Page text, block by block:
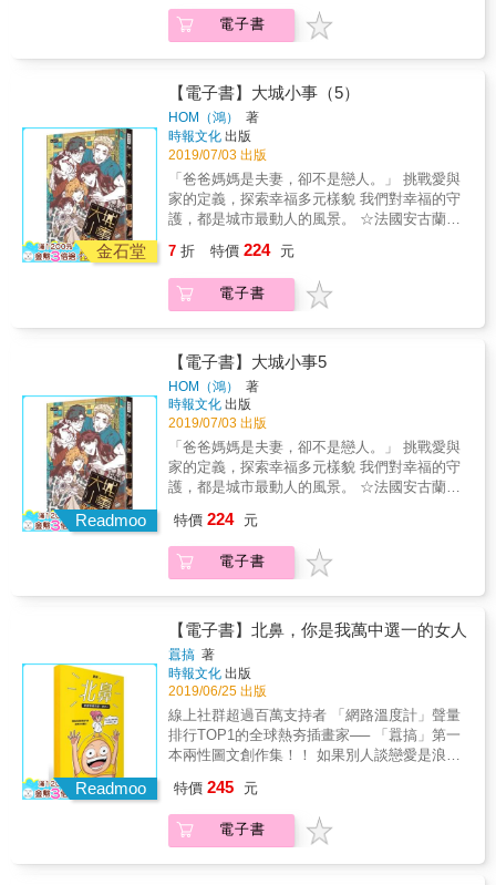
麼。
因為秋榮大拒吃，而變成全家的寵物，取名為
「度咕TOKU」。▲第一章是「我與度咕」收錄
大在台北某公園與一隻喜鵲作朋友的經驗，相
隔近一甲子，難道是度咕輪迴來了？▲第三章
「童年往事」，請民國40～50年代出生的人注
意了！收藏這本書比你收藏古董還值得，因為
這不只是秋榮大的童年回憶，也是所有臺灣農
村孩童的生命故事。「度咕」和「童年往事」
兩個單元，將喚醒臺灣四十代、五十代人深情
的童年回憶。秋榮大肯定是臺灣第一個將民國
40～50年農村孩子的冒險、幽默生活，表現得
八個連環漫畫故事，用不同的動物做為主角，
用國際新聞改編情節。有人常說大人會扼殺兒
童的想像力，結果秋榮大證明，六十歲後，腦
「度咕」、「喜鵲」、「動物狂想曲」適合讓
年輕父母用來啟發自己的孩子：一隻小動物怎
樣引發幼童的想像力？以及如何用創作，保存
珍貴的想像力？秋榮大將在臺灣巡迴分享，動
物在繪本中的趣味性，以及童年交往的動物，
如何轉化成為創作。透過本書，相信可以讓更
多動物，成為我們一生中的夢幻朋友！ 本書特
是滿街貓狗亂生。在台中埔里的鄉下，六歲的
秋榮大卻擁有一隻貓頭鷹，原因是阿嬤聽信獵
人的遊說，買貓頭鷹給小孩燉補很有效。不
給貓頭鷹穿上，秋榮大給他命名「度咕」！度
咕與臺灣四十年代的鄉下野小孩，譜出溫馨、
玄妙、好笑的故事。一甲子後，秋榮大在公園
巧遇一隻喜鵲，連續數天，兩方玩在一起，彷
彿度咕輪迴來找秋榮大。喜鵲走了，讓我們繼
續走進時光隧道，在五十多年前，埔里鄉下，
秋榮大與另兩位兄弟、兩隻狗、父母與阿嬤、
鄰居與小販等，在埔里小鎮的生活記憶，濃厚
的臺灣人情味。
電子書
金石堂
【電子書】大城小事（5）
HOM（鴻）
著
時報文化 出版
2019/07/03 出版
「爸爸媽媽是夫妻，卻不是戀人。」 挑戰愛與
家的定義，探索幸福多元樣貌 我們對幸福的守
護，都是城市最動人的風景。 ☆法國安古蘭駐
漫畫獎入圍系列作 ☆網友死忠度No.1，萬名粉
絲引頸期盼 單行本獨家收錄，HOM全新創作
〈每一張照片〉 亮亮的爸爸媽媽，雖然相依相
的理解，會發展成長成什麼模樣。 在城市另一
個角落： 〈冰淇淋與薯條〉 麥當勞的套餐，配
餐固定為薯條，想吃冰淇淋的人只能另外加
點。想要有小孩的多雅、需要婚姻來應付父母
的奐元、只要在奐元身邊別無所求的成皓，三
個人選擇了婚姻這個套餐，但缺少了愛情的婚
姻，以及沒有婚姻的愛情，每個人對冰淇淋的
渴望，又會讓他們額外付出什麼代價？ 〈執子
之手上+下〉 奐元與多雅在外人眼中是一對恩
元有位相伴二十年的同性伴侶成皓。然而當奐
元的心力逐漸傾斜在家人身上，成皓開始覺得
自己是這個家庭的外人，而兩人也開始漸行漸
種小故事，也許都是你我的共同人生經驗， 關
於愛情、親情、友情，帶你一起挖掘內心深處
最真誠的感受。 得獎記錄 ▲《大城小事1》
2015年博客來「年度百大」銷售榜漫畫TOP21
2015年度金石堂圖文繪本TOP29 2016 第七屆
金漫獎 青年漫畫獎入圍 2016年第38次中小學
優良課外讀物 【漫畫書類】 ▲《大城小事2》
金漫獎 青年漫畫獎入圍 2016年第38次中小學
優良課外讀物 【漫畫書類】 ▲《大城小事3》
2017年第八屆金漫獎 青年漫畫獎入圍
7 折 特價 224 元
電子書
Readmoo
【電子書】大城小事5
HOM（鴻）
著
時報文化 出版
2019/07/03 出版
「爸爸媽媽是夫妻，卻不是戀人。」 挑戰愛與
家的定義，探索幸福多元樣貌 我們對幸福的守
護，都是城市最動人的風景。 ☆法國安古蘭駐
漫畫獎入圍系列作 ☆網友死忠度No.1，萬名粉
絲引頸期盼 單行本獨家收錄，HOM全新創作
〈每一張照片〉 亮亮的爸爸媽媽，雖然相依相
的理解，會發展成長成什麼模樣。 在城市另一
個角落： 〈冰淇淋與薯條〉 麥當勞的套餐，配
餐固定為薯條，想吃冰淇淋的人只能另外加
點。想要有小孩的多雅、需要婚姻來應付父母
的奐元、只要在奐元身邊別無所求的成皓，三
個人選擇了婚姻這個套餐，但缺少了愛情的婚
姻，以及沒有婚姻的愛情，每個人對冰淇淋的
渴望，又會讓他們額外付出什麼代價？ 〈執子
之手上+下〉 奐元與多雅在外人眼中是一對恩
元有位相伴二十年的同性伴侶成皓。然而當奐
元的心力逐漸傾斜在家人身上，成皓開始覺得
自己是這個家庭的外人，而兩人也開始漸行漸
特價 224 元
電子書
Readmoo
【電子書】北鼻，你是我萬中選一的女人
囂搞 著
時報文化 出版
2019/06/25 出版
線上社群超過百萬支持者 「網路溫度計」聲量
排行TOP1的全球熱夯插畫家── 「囂搞」第一
本兩性圖文創作集！！ 如果別人談戀愛是浪漫
了。 （而且是麥可貝導的那種） 理想的戀愛遙
不可及，那就想辦法讓現實中的戀愛變成新理
想吧！ ．首度公開！囂搞真實身材比例。 ．總
特價 245 元
電子書